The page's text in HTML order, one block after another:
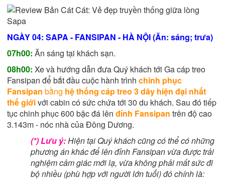
NGÀY 04: SAPA - FANSIPAN - HÀ NỘI (Ăn: sáng; trưa)
07h00: Ăn sáng tại khách sạn.
08h00: Xe và hướng dẫn đưa Quý khách tới Ga cáp treo
Fansipan để bắt đầu cuộc hành trình chinh phục
Fansipan bằng hệ thống cáp treo 3 dây hiện đại nhất
thế giớivới cabin có sức chứa tới 30 du khách. Sau đó tiếp
tục chinh phục 600 bậc đá lên đỉnh Fansipan trên độ cao
3.143m - nóc nhà của Đông Dương.
(*) Lưu ý:Hiện tại Quý khách cũng có thể có những
phương án khác để lên đỉnh Fansipan vừa được trải
nghiệm cảm giác mới lạ, vừa không phải mất sức đi
bộ nhiều (phù hợp với người lớn tuổi) đó chính là: